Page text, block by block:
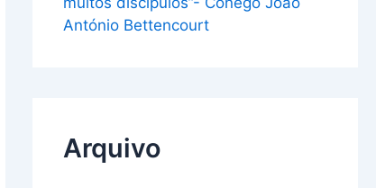
António Bettencourt
Arquivo